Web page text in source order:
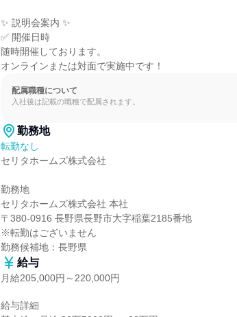
✨ 説明会案内 ✨
✅ 開催日時
随時開催しております。
オンラインまたは対面で実施中です！
配属職種について
入社後は記載の職種で配属されます。
勤務地
転勤なし
セリタホームズ株式会社
勤務地
セリタホームズ株式会社 本社
〒380-0916 長野県長野市大字稲葉2185番地
※転勤はございません
勤務候補地：長野県
給与
月給205,000円～220,000円
給与詳細